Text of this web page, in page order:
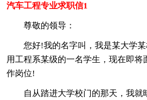
汽车工程专业求职信1
尊敬的领导：
您好!我的名字叫，我是某大学
用工程系某级的一名学生，现在即将
作岗位!
自从踏进大学校门的那天，我就